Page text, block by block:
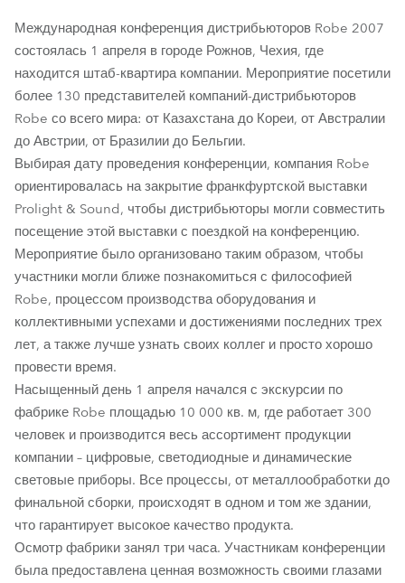
Международная конференция дистрибьюторов Robe 2007
состоялась 1 апреля в городе Рожнов, Чехия, где
находится штаб-квартира компании. Мероприятие посетили
более 130 представителей компаний-дистрибьюторов
Robe со всего мира: от Казахстана до Кореи, от Австралии
до Австрии, от Бразилии до Бельгии.
Выбирая дату проведения конференции, компания Robe
ориентировалась на закрытие франкфуртской выставки
Prolight & Sound, чтобы дистрибьюторы могли совместить
посещение этой выставки с поездкой на конференцию.
Мероприятие было организовано таким образом, чтобы
участники могли ближе познакомиться с философией
Robe, процессом производства оборудования и
коллективными успехами и достижениями последних трех
лет, а также лучше узнать своих коллег и просто хорошо
провести время.
Насыщенный день 1 апреля начался с экскурсии по
фабрике Robe площадью 10 000 кв. м, где работает 300
человек и производится весь ассортимент продукции
компании – цифровые, светодиодные и динамические
световые приборы. Все процессы, от металлообработки до
финальной сборки, происходят в одном и том же здании,
что гарантирует высокое качество продукта.
Осмотр фабрики занял три часа. Участникам конференции
была предоставлена ценная возможность своими глазами